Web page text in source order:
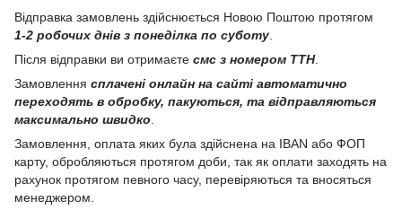
Відправка замовлень здійснюється Новою Поштою протягом
1-2 робочих днів з понеділка по суботу.
Після відправки ви отримаєте смс з номером ТТН.
Замовлення сплачені онлайн на сайті автоматично
переходять в обробку, пакуються, та відправляються
максимально швидко.
Замовлення, оплата яких була здійснена на IBAN або ФОП
карту, обробляються протягом доби, так як оплати заходять на
рахунок протягом певного часу, перевіряються та вносяться
менеджером.